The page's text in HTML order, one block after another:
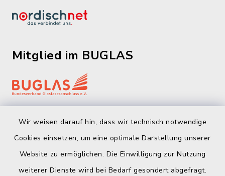
Wir weisen darauf hin, dass wir technisch notwendige
Cookies einsetzen, um eine optimale Darstellung unserer
Website zu ermöglichen. Die Einwilligung zur Nutzung
weiterer Dienste wird bei Bedarf gesondert abgefragt.
Mitglied im BUGLAS